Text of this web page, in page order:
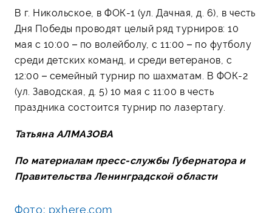
В г. Никольское, в ФОК-1 (ул. Дачная, д. 6), в честь
Дня Победы проводят целый ряд турниров: 10
мая с 10:00 – по волейболу, с 11:00 – по футболу
среди детских команд, и среди ветеранов, с
12:00 – семейный турнир по шахматам. В ФОК-2
(ул. Заводская, д. 5) 10 мая с 11:00 в честь
праздника состоится турнир по лазертагу.
Татьяна АЛМАЗОВА
По материалам пресс-службы Губернатора и
Правительства Ленинградской области
Фото: pxhere.com